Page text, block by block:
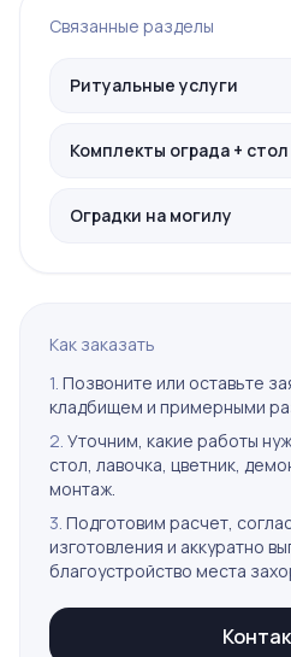
Связанные разделы
Ритуальные услуги
Комплекты ограда + стол
Оградки на могилу
Как заказать
1. Позвоните или оставьте
кладбищем и примерными
2. Уточним, какие работы
стол, лавочка, цветник,
монтаж.
3. Подготовим расчет,
изготовления и аккуратно
благоустройство места